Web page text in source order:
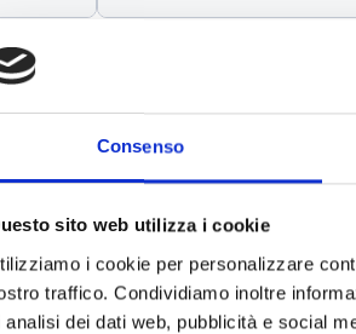
Consenso
sito web utilizza i cookie
i cookie per personalizzare
traffico. Condividiamo inoltre
analisi dei dati web, pubblicità e social
- Materiali(6)
(35)